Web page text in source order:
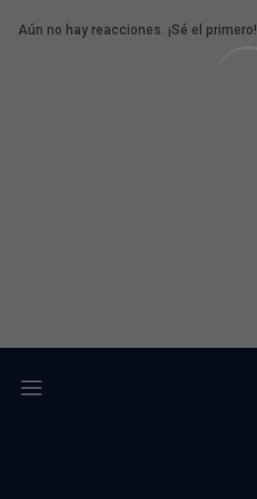
Aún no hay reacciones. ¡Sé el primero!